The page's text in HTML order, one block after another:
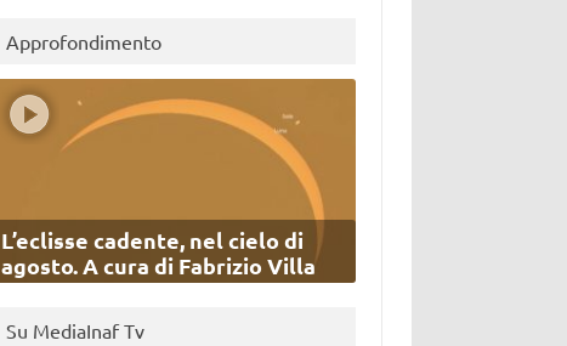
Approfondimento
L’eclisse cadente, nel cielo di
agosto. A cura di Fabrizio Villa
Su MediaInaf Tv